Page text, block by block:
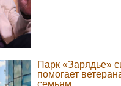
Парк «Зарядье»
помогает
семьям